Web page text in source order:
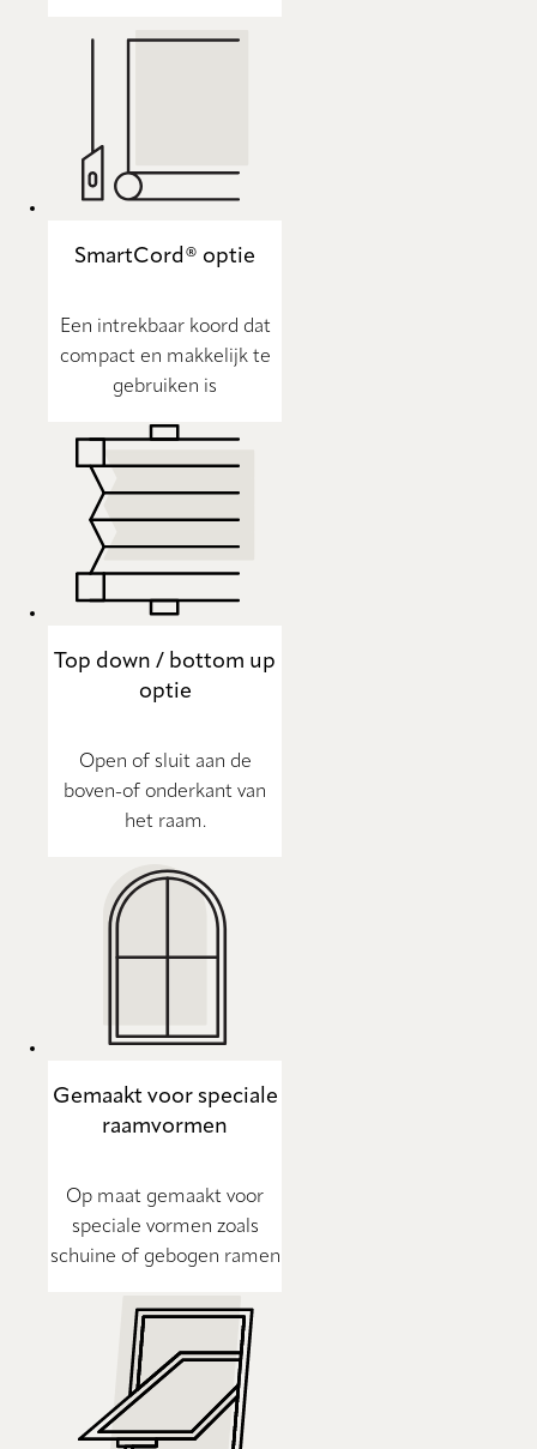
SmartCord® optie
Een intrekbaar koord dat
compact en makkelijk te
gebruiken is
Top down / bottom up
optie
Open of sluit aan de
boven-of onderkant van
het raam.
Gemaakt voor speciale
raamvormen
Op maat gemaakt voor
speciale vormen zoals
schuine of gebogen ramen